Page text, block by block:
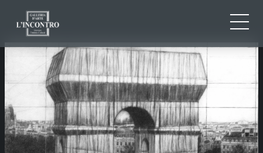
QUI SOMMES-NOU
NEWS ED EVENTS
ARTISTES ET ŒUVRES
EXPOSITIONS
CONTACTS